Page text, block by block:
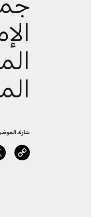
شارك